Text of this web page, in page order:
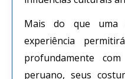
Mais do que uma
experiência
profundamente
peruano, seus